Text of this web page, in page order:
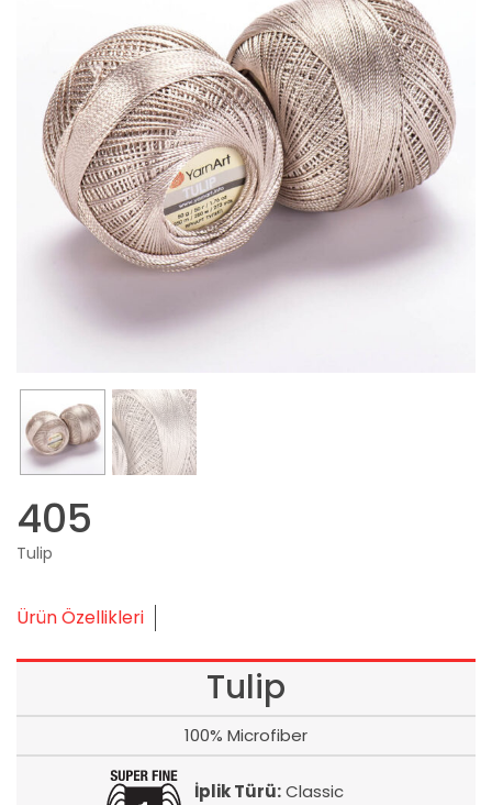
405
Tulip
Ürün Özellikleri
Tulip
100% Microfiber
İplik Türü:Classic